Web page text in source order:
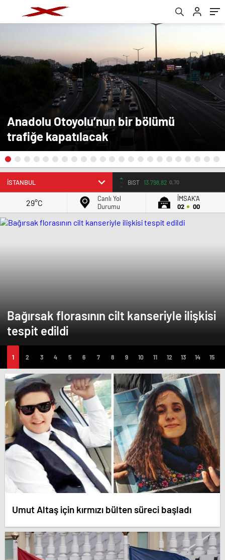
Anadolu Otoyolu’nun bir bölümü
trafiğe kapatılacak
BIST 13.798,82 0,70
29°C
Canlı Yol
Durumu
İMSAK'A
02
00
Bağırsak florasının cilt kanseriyle ilişkisi
tespit edildi
Umut Altaş için kırmızı bülten süreci başladı